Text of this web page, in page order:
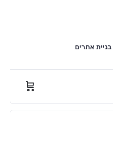
בניית אתרים